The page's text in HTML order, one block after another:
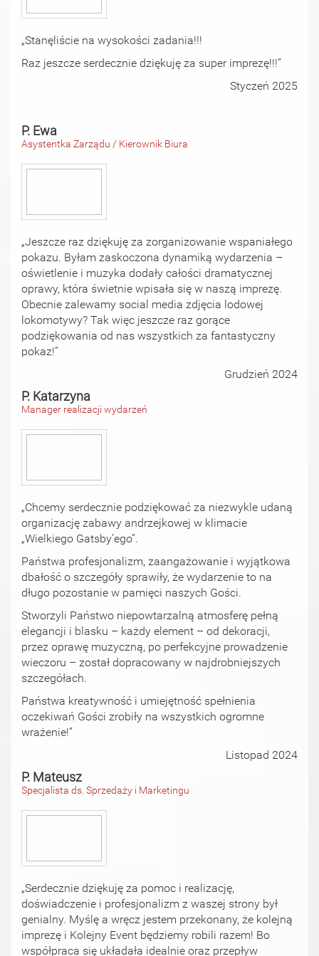
„Stanęliście na wysokości zadania!!!
Raz jeszcze serdecznie dziękuję za super imprezę!!!”
Styczeń 2025
P. Ewa
Asystentka Zarządu / Kierownik Biura
„Jeszcze raz dziękuję za zorganizowanie wspaniałego
pokazu. Byłam zaskoczona dynamiką wydarzenia –
oświetlenie i muzyka dodały całości dramatycznej
oprawy, która świetnie wpisała się w naszą imprezę.
Obecnie zalewamy social media zdjęcia lodowej
lokomotywy? Tak więc jeszcze raz gorące
podziękowania od nas wszystkich za fantastyczny
pokaz!”
Grudzień 2024
P. Katarzyna
Manager realizacji wydarzeń
„Chcemy serdecznie podziękować za niezwykle udaną
organizację zabawy andrzejkowej w klimacie
„Wielkiego Gatsby’ego”.
Państwa profesjonalizm, zaangażowanie i wyjątkowa
dbałość o szczegóły sprawiły, że wydarzenie to na
długo pozostanie w pamięci naszych Gości.
Stworzyli Państwo niepowtarzalną atmosferę pełną
elegancji i blasku – każdy element – od dekoracji,
przez oprawę muzyczną, po perfekcyjne prowadzenie
wieczoru – został dopracowany w najdrobniejszych
szczegółach.
Państwa kreatywność i umiejętność spełnienia
oczekiwań Gości zrobiły na wszystkich ogromne
wrażenie!”
Listopad 2024
P. Mateusz
Specjalista ds. Sprzedaży i Marketingu
„Serdecznie dziękuję za pomoc i realizację,
doświadczenie i profesjonalizm z waszej strony był
genialny. Myślę a wręcz jestem przekonany, że kolejną
imprezę i Kolejny Event będziemy robili razem! Bo
współpraca się układała idealnie oraz przepływ